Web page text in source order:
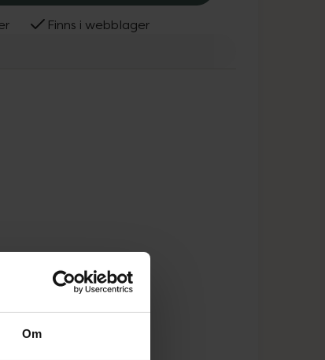
Om
Finns i webblager